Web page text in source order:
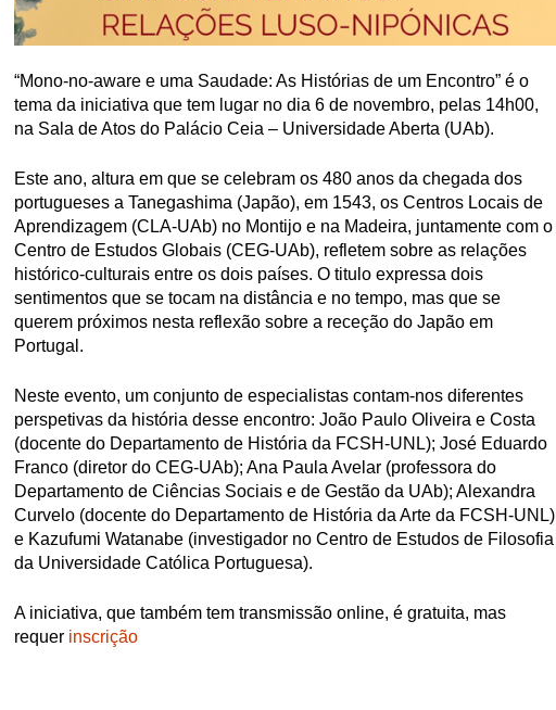
“Mono-no-aware e uma Saudade: As Histórias de um Encontro” é o
tema da iniciativa que tem lugar no dia 6 de novembro, pelas 14h00,
na Sala de Atos do Palácio Ceia – Universidade Aberta (UAb).
Este ano, altura em que se celebram os 480 anos da chegada dos
portugueses a Tanegashima (Japão), em 1543, os Centros Locais de
Aprendizagem (CLA-UAb) no Montijo e na Madeira, juntamente com o
Centro de Estudos Globais (CEG-UAb), refletem sobre as relações
histórico-culturais entre os dois países. O titulo expressa dois
sentimentos que se tocam na distância e no tempo, mas que se
querem próximos nesta reflexão sobre a receção do Japão em
Portugal.
Neste evento, um conjunto de especialistas contam-nos diferentes
perspetivas da história desse encontro: João Paulo Oliveira e Costa
(docente do Departamento de História da FCSH-UNL); José Eduardo
Franco (diretor do CEG-UAb); Ana Paula Avelar (professora do
Departamento de Ciências Sociais e de Gestão da UAb); Alexandra
Curvelo (docente do Departamento de História da Arte da FCSH-UNL)
e Kazufumi Watanabe (investigador no Centro de Estudos de Filosofia
da Universidade Católica Portuguesa).
A iniciativa, que também tem transmissão online, é gratuita, mas
requer inscrição